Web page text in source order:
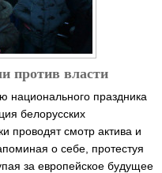
против власти
национального праздника
белорусских
проводят смотр актива и
о себе, протестуя
за европейское будущее